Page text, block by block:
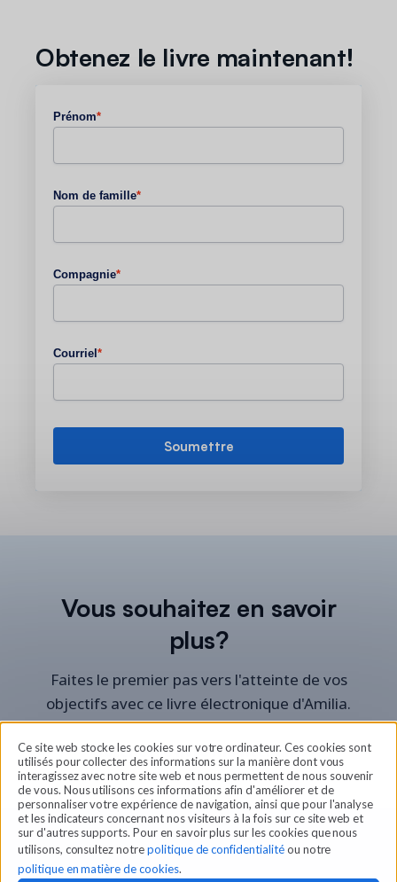
Ce site web stocke les cookies sur votre ordinateur. Ces cookies sont
utilisés pour collecter des informations sur la manière dont vous
interagissez avec notre site web et nous permettent de nous souvenir
de vous. Nous utilisons ces informations afin d'améliorer et de
personnaliser votre expérience de navigation, ainsi que pour l'analyse
et les indicateurs concernant nos visiteurs à la fois sur ce site web et
sur d'autres supports. Pour en savoir plus sur les cookies que nous
utilisons, consultez notrepolitique de confidentialitéou notre
politique en matière de cookies.
Obtenez le livre maintenant!
Prénom*
Nom de famille*
Compagnie*
Courriel *
Vous souhaitez en savoir
plus?
Faites le premier pas vers l'atteinte de vos
objectifs avec ce livre électronique d'Amilia.
Obtenez le livre maintenant!